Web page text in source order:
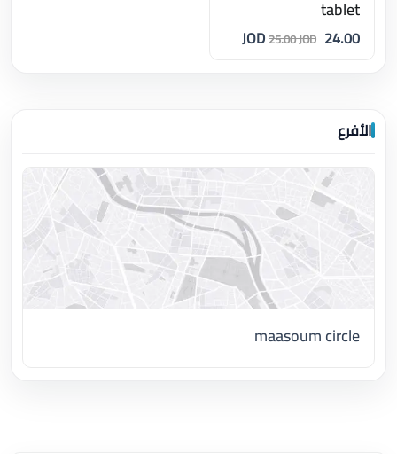
tablet
24.00 JOD
25.00 JOD
الأفرع
maasoum circle